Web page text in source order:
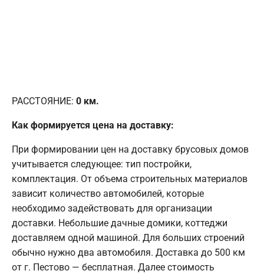
РАССТОЯНИЕ: 0 км.
Как формируется цена на доставку:
При формировании цен на доставку брусовых домов
учитывается следующее: тип постройки,
комплектация. От объема строительных материалов
зависит количество автомобилей, которые
необходимо задействовать для организации
доставки. Небольшие дачные домики, коттеджи
доставляем одной машиной. Для больших строений
обычно нужно два автомобиля. Доставка до 500 км
от г. Пестово — бесплатная. Далее стоимость